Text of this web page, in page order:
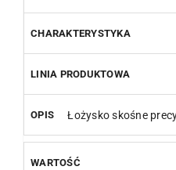
Łożysko skośne